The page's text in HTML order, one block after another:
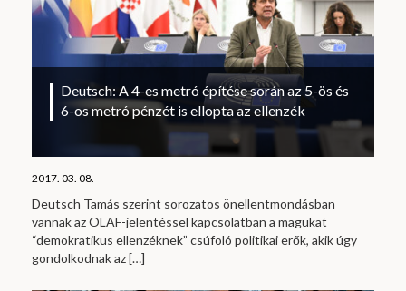
Deutsch: A 4-es metró építése során az 5-ös és
6-os metró pénzét is ellopta az ellenzék
2017. 03. 08.
Deutsch Tamás szerint sorozatos önellentmondásban
vannak az OLAF-jelentéssel kapcsolatban a magukat
“demokratikus ellenzéknek” csúfoló politikai erők, akik úgy
gondolkodnak az[…]